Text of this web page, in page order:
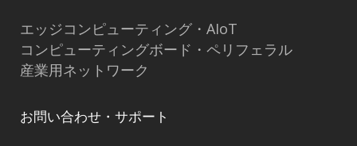
エッジコンピューティング・AIoT
コンピューティングボード・ペリフェラル
産業用ネットワーク
お問い合わせ・サポート